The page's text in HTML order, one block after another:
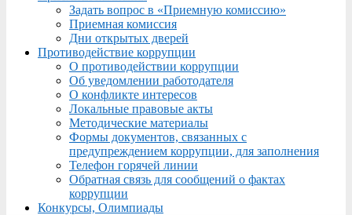
Задать вопрос в «Приемную комиссию»
Приемная комиссия
Дни открытых дверей
Противодействие коррупции
О противодействии коррупции
Об уведомлении работодателя
О конфликте интересов
Локальные правовые акты
Методические материалы
Формы документов, связанных с
предупреждением коррупции, для заполнения
Телефон горячей линии
Обратная связь для сообщений о фактах
коррупции
Конкурсы, Олимпиады